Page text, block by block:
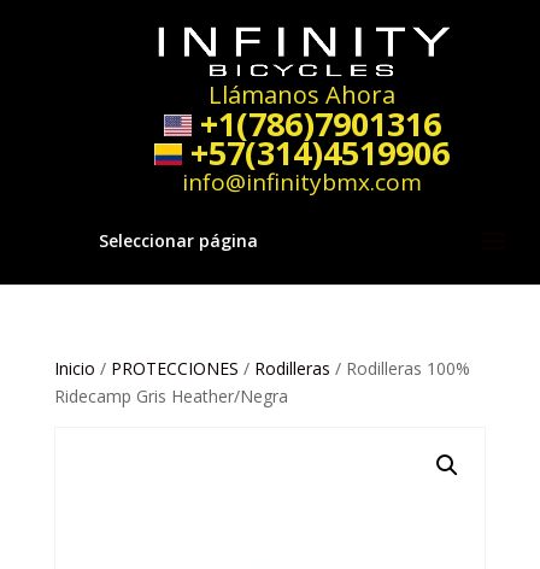
Llámanos Ahora
+1(786)7901316
+57(314)4519906
info@infinitybmx.com
Seleccionar página
Inicio / PROTECCIONES / Rodilleras / Rodilleras 100%
Ridecamp Gris Heather/Negra